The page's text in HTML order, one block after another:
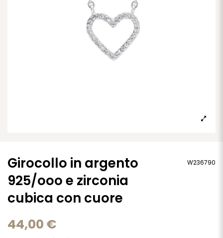
Girocollo in argento
925/ooo e zirconia
cubica con cuore
W236790
44,00 €